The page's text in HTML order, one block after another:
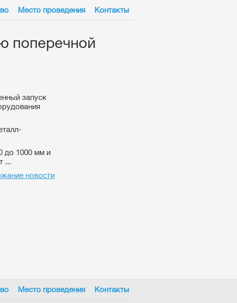
Место проведения Контакты
поперечной
запуск
до 1000 мм и
...
новости
Место проведения Контакты